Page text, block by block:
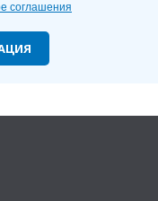
соглашения